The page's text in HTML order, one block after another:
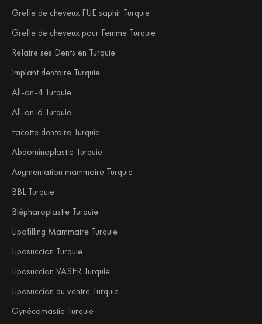
Greffe de cheveux FUE saphir Turquie
Greffe de cheveux pour Femme Turquie
Refaire ses Dents en Turquie
Implant dentaire Turquie
All-on-4 Turquie
All-on-6 Turquie
Facette dentaire Turquie
Abdominoplastie Turquie
Augmentation mammaire Turquie
BBL Turquie
Blépharoplastie Turquie
Lipofilling Mammaire Turquie
Liposuccion Turquie
Liposuccion VASER Turquie
Liposuccion du ventre Turquie
Gynécomastie Turquie